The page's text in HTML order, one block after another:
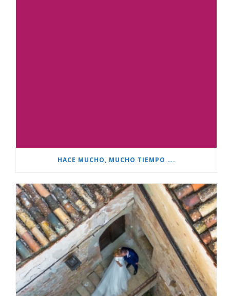
HACE MUCHO, MUCHO TIEMPO ….